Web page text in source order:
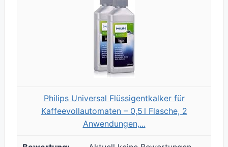
Philips Universal Flüssigentkalker für
Kaffeevollautomaten – 0,5 l Flasche, 2
Anwendungen,...